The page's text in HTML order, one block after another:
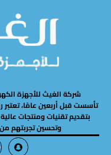
شركة الغيث للأجهزة
تأسست قبل أربعين عامًا، تعتبر
بتقديم تقنيات ومنتجات
وتحسين تجربتهم